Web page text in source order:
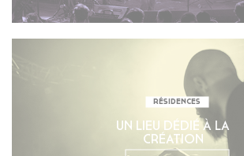
RÉSIDENCES
UN LIEU DÉDIÉ À LA
CRÉATION